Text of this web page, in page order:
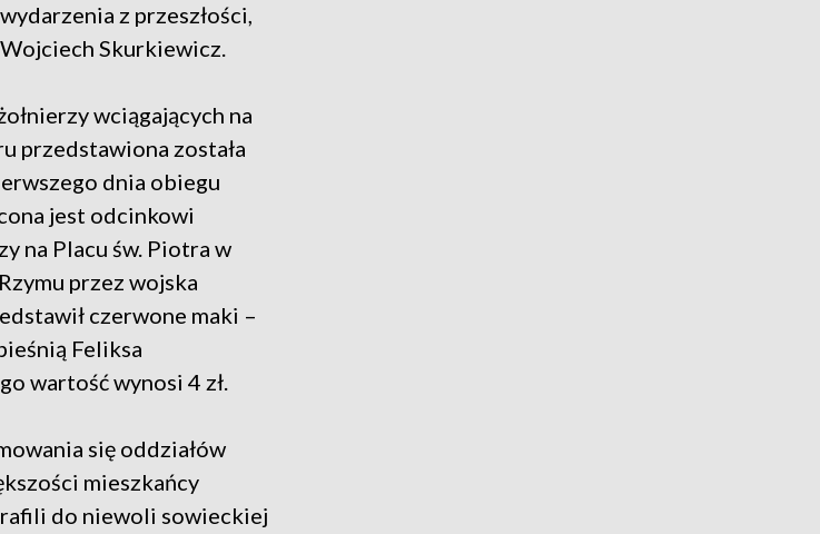
z przeszłości,
Skurkiewicz.
wciągających na
przedstawiona została
dnia obiegu
jest odcinkowi
na Placu św. Piotra w
przez wojska
czerwone maki –
Feliksa
wartość wynosi 4 zł.
się oddziałów
mieszkańcy
do niewoli sowieckiej